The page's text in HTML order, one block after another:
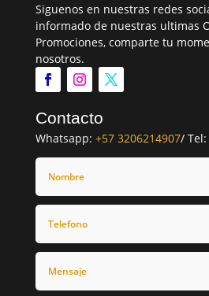
Siguenos en nuestras redes
informado de nuestras ultimas
Promociones, comparte tu
nosotros.
Contacto
Whatsapp: +57 3206214907/ Tel: